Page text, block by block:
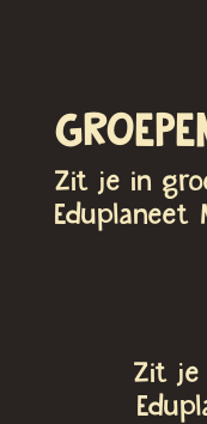
Zit je in
Eduplaneet
Zit je